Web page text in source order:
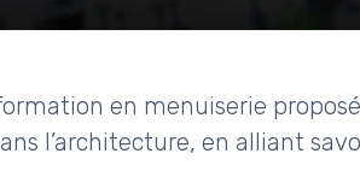
en menuiserie
l’architecture, en alliant